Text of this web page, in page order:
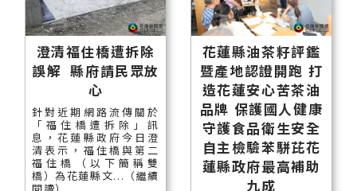
澄清福住橋遭拆除
誤解 縣府請民眾放
心
針對近期網路流傳關於
「福住橋遭拆除」訊
息，花蓮縣政府今日澄
清表示，福住橋與第二
福住橋（以下簡稱雙
橋）為花蓮縣文...（繼續
花蓮縣油茶籽評鑑
暨產地認證開跑 打
造花蓮安心苦茶油
品牌 保護國人健康
守護食品衛生安全
自主檢驗苯駢芘花
蓮縣政府最高補助
九成